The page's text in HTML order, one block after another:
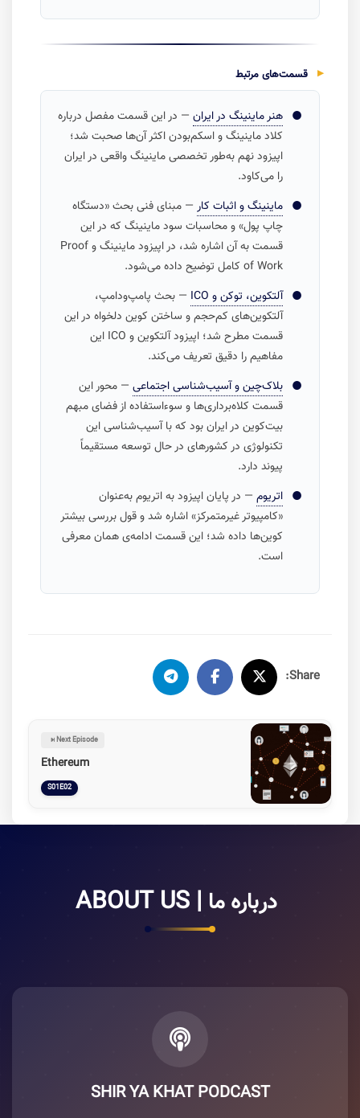
قسمت‌های مرتبط
هنر ماینینگ در ایران — در این قسمت مفصل درباره
کلاد ماینینگ و اسکم‌بودن اکثر آن‌ها صحبت شد؛
اپیزود نهم به‌طور تخصصی ماینینگ واقعی در ایران
را می‌کاود.
ماینینگ و اثبات کار — مبنای فنی بحث «دستگاه
چاپ پول» و محاسبات سود ماینینگ که در این
قسمت به آن اشاره شد، در اپیزود ماینینگ و Proof
of Work کامل توضیح داده می‌شود.
آلتکوین، توکن و ICO
— بحث پامپ‌ودامپ،
آلتکوین‌های کم‌حجم و ساختن کوین دلخواه در این
قسمت مطرح شد؛ اپیزود آلتکوین و ICO این
مفاهیم را دقیق تعریف می‌کند.
بلاک‌چین و آسیب‌شناسی اجتماعی — محور این
قسمت کلاه‌برداری‌ها و سوءاستفاده از فضای مبهم
بیت‌کوین در ایران بود که با آسیب‌شناسی این
تکنولوژی در کشورهای در حال توسعه مستقیماً
پیوند دارد.
اتریوم — در پایان اپیزود به اتریوم به‌عنوان
«کامپیوتر غیرمتمرکز» اشاره شد و قول بررسی بیشتر
کوین‌ها داده شد؛ این قسمت ادامه‌ی همان معرفی
است.
Share:
Next Episode
Ethereum
S01E02
ABOUT US | درباره ما
SHIR YA KHAT PODCAST